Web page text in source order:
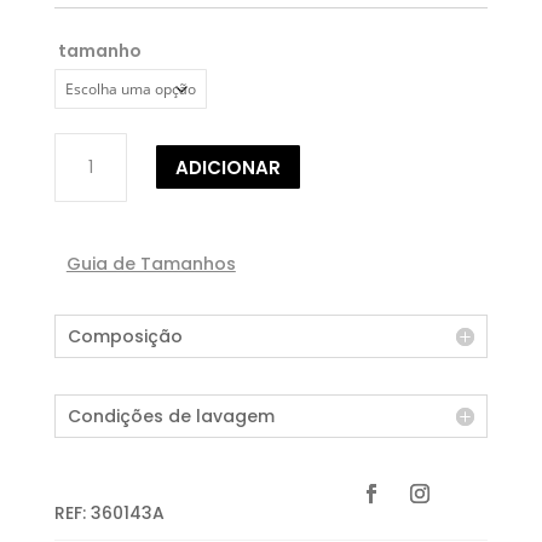
tamanho
Quantidade
VESTIDO
ADICIONAR
Guia de Tamanhos
Composição
Condições de lavagem
REF: 360143A